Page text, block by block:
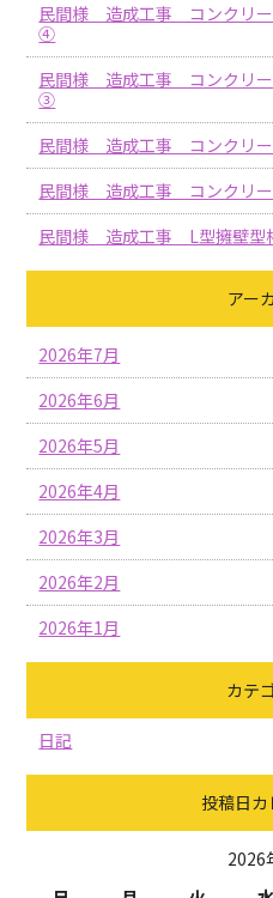
民間様 造成工事 コンク
④
民間様 造成工事 コンク
③
民間様 造成工事 コンクリ
民間様 造成工事 コンクリ
民間様 造成工事 L型擁壁型
アー
2026年7月
2026年6月
2026年5月
2026年4月
2026年3月
2026年2月
2026年1月
カテ
日記
投稿日
2026